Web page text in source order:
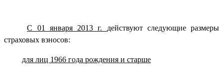
С 01 января 2013 г. действуют следующие размеры
страховых взносов:
для лиц 1966 года рождения и старше